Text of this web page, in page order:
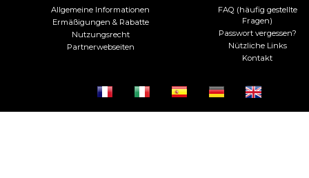
Allgemeine Informationen
Ermäßigungen & Rabatte
Nutzungsrecht
Partnerwebseiten
FAQ (häufig gestellte
Fragen)
Passwort vergessen?
Nützliche Links
Kontakt